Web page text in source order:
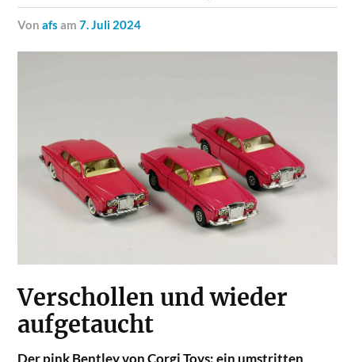
vonafs am7. Juli 2024
Verschollen und wieder
aufgetaucht
Der pink Bentley von Corgi Toys: ein umstritten